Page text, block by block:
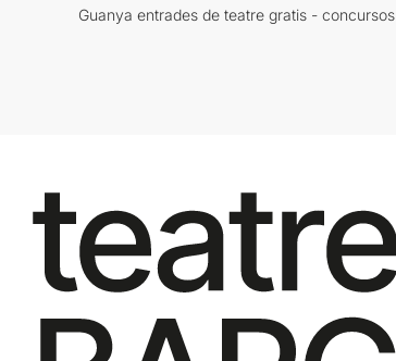
Guanya entrades de teatre gratis - concursos